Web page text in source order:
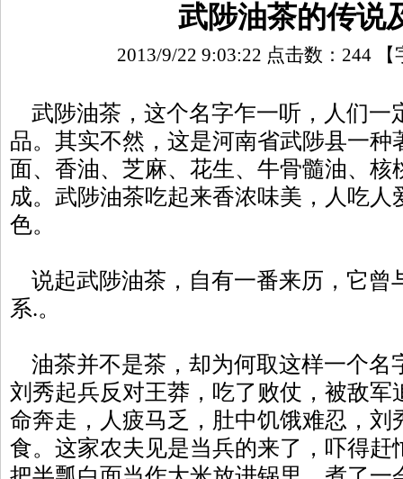
武陟油茶的传说
2013/9/22 9:03:22 点击数： 244
武陟油茶，这个名字乍一听，人们一
品。其实不然，这是河南省武陟县一种
面、香油、芝麻、花生、牛骨髓油、核
成。武陟油茶吃起来香浓味美，人吃人
色。
说起武陟油茶，自有一番来历，它曾
系.。
油茶并不是茶，却为何取这样一个名
刘秀起兵反对王莽，吃了败仗，被敌军
命奔走，人疲马乏，肚中饥饿难忍，刘
食。这家农夫见是当兵的来了，吓得赶